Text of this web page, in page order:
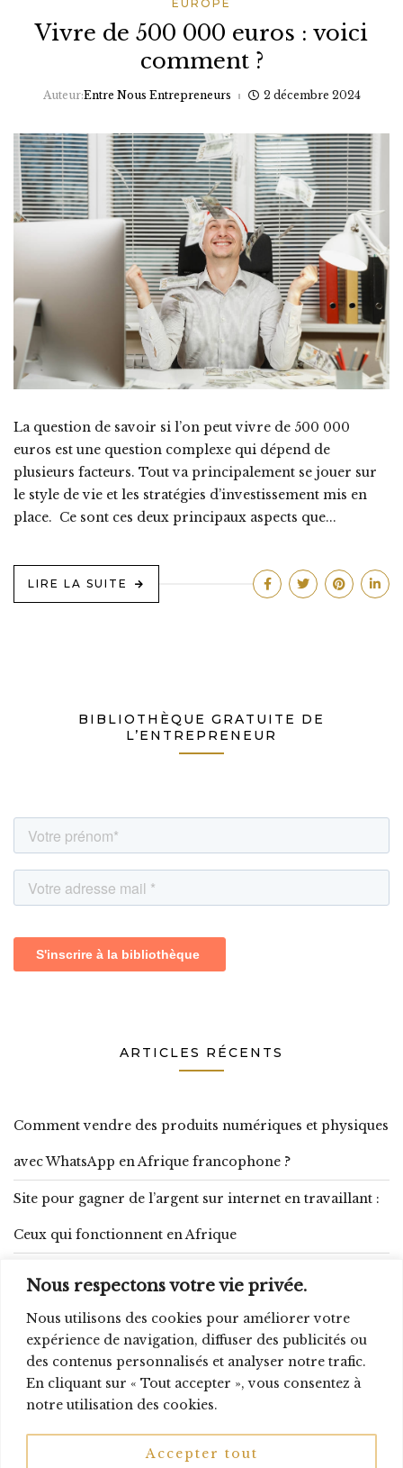
Nous respectons votre vie privée.
Nous utilisons des cookies pour améliorer votre
expérience de navigation, diffuser des publicités ou
des contenus personnalisés et analyser notre trafic.
En cliquant sur « Tout accepter », vous consentez à
notre utilisation des cookies.
Accepter tout
EUROPE
Vivre de 500 000 euros : voici
comment ?
Auteur:Entre Nous Entrepreneurs 2 décembre 2024
La question de savoir si l’on peut vivre de 500 000
euros est une question complexe qui dépend de
plusieurs facteurs. Tout va principalement se jouer sur
le style de vie et les stratégies d’investissement mis en
place. Ce sont ces deux principaux aspects que...
LIRE LA SUITE
BIBLIOTHÈQUE GRATUITE DE
L’ENTREPRENEUR
ARTICLES RÉCENTS
Comment vendre des produits numériques et physiques
avec WhatsApp en Afrique francophone ?
Site pour gagner de l’argent sur internet en travaillant :
Ceux qui fonctionnent en Afrique
budget, matériel et produits dérivés
Gagner 10 000 FCFA par jour : 15 méthodes réalistes qui
fonctionnent en Afrique